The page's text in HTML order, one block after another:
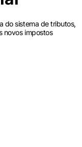
do sistema de tributos,
novos impostos